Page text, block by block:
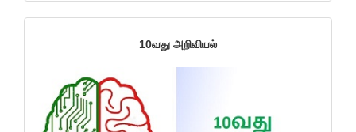
10வது அறிவியல்